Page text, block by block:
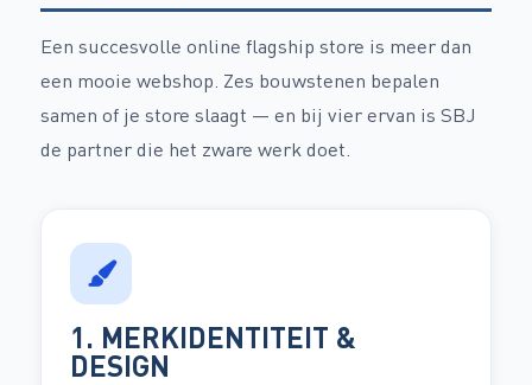
Een succesvolle online flagship store is meer dan
een mooie webshop. Zes bouwstenen bepalen
samen of je store slaagt — en bij vier ervan is SBJ
de partner die het zware werk doet.
1. MERKIDENTITEIT &
DESIGN